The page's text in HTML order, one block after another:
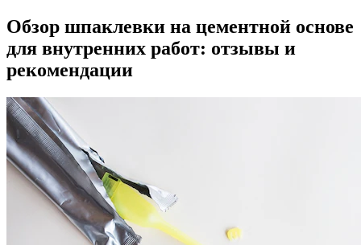
Обзор шпаклевки на цементной основе
для внутренних работ: отзывы и
рекомендации